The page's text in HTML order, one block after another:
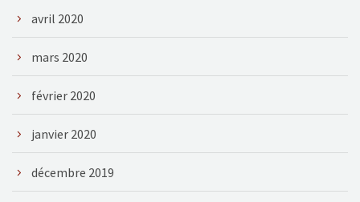
avril 2020
mars 2020
février 2020
janvier 2020
décembre 2019